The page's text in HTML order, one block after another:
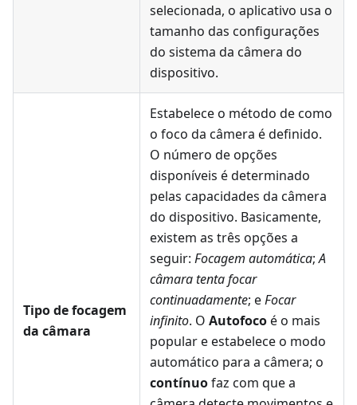
selecionada, o aplicativo usa o
tamanho das configurações
do sistema da câmera do
dispositivo.
Tipo de focagem
da câmara
Estabelece o método de como
o foco da câmera é definido.
O número de opções
disponíveis é determinado
pelas capacidades da câmera
do dispositivo. Basicamente,
existem as três opções a
seguir: Focagem automática;A
câmara tenta focar
continuadamente; eFocar
infinito. O Autofocoé o mais
popular e estabelece o modo
automático para a câmera; o
contínuofaz com que a